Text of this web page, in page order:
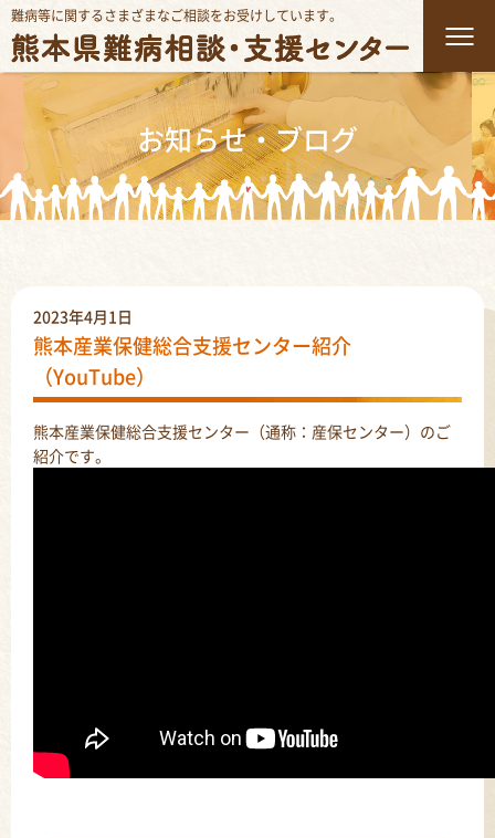
難病等に関するさまざまなご相談をお受けしています。
お知らせ・ブログ
2023年4月1日
熊本産業保健総合支援センター紹介
（YouTube）
熊本産業保健総合支援センター（通称：産保センター）のご
紹介です。